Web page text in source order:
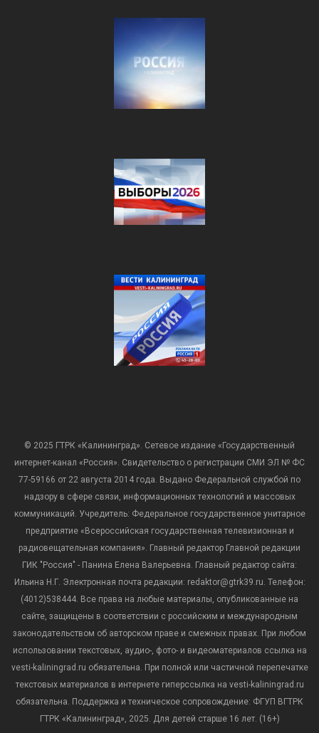
© 2025 ГТРК «Калининград». Сетевое издание «Государственный
интернет-канал «Россия». Свидетельство о регистрации СМИ ЭЛ № ФС
77-59166 от 22 августа 2014 года. Выдано Федеральной службой по
надзору в сфере связи, информационных технологий и массовых
коммуникаций. Учредитель: Федеральное государственное унитарное
предприятие «Всероссийская государственная телевизионная и
радиовещательная компания». Главный редактор Главной редакции
ГИК "Россия" - Панина Елена Валерьевна. Главный редактор сайта:
Ильина Н.Г. Электронная почта редакции: redaktor@gtrk39.ru. Телефон:
(4012)538444. Все права на любые материалы, опубликованные на
сайте, защищены в соответствии с российским и международным
законодательством об авторском праве и смежных правах. При любом
использовании текстовых, аудио-, фото- и видеоматериалов ссылка на
vesti-kaliningrad.ru обязательна. При полной или частичной перепечатке
текстовых материалов в интернете гиперссылка на vesti-kaliningrad.ru
обязательна. Поддержка и техническое сопровождение: ФГУП ВГТРК
ГТРК «Калининград», 2025. Для детей старше 16 лет. (16+)